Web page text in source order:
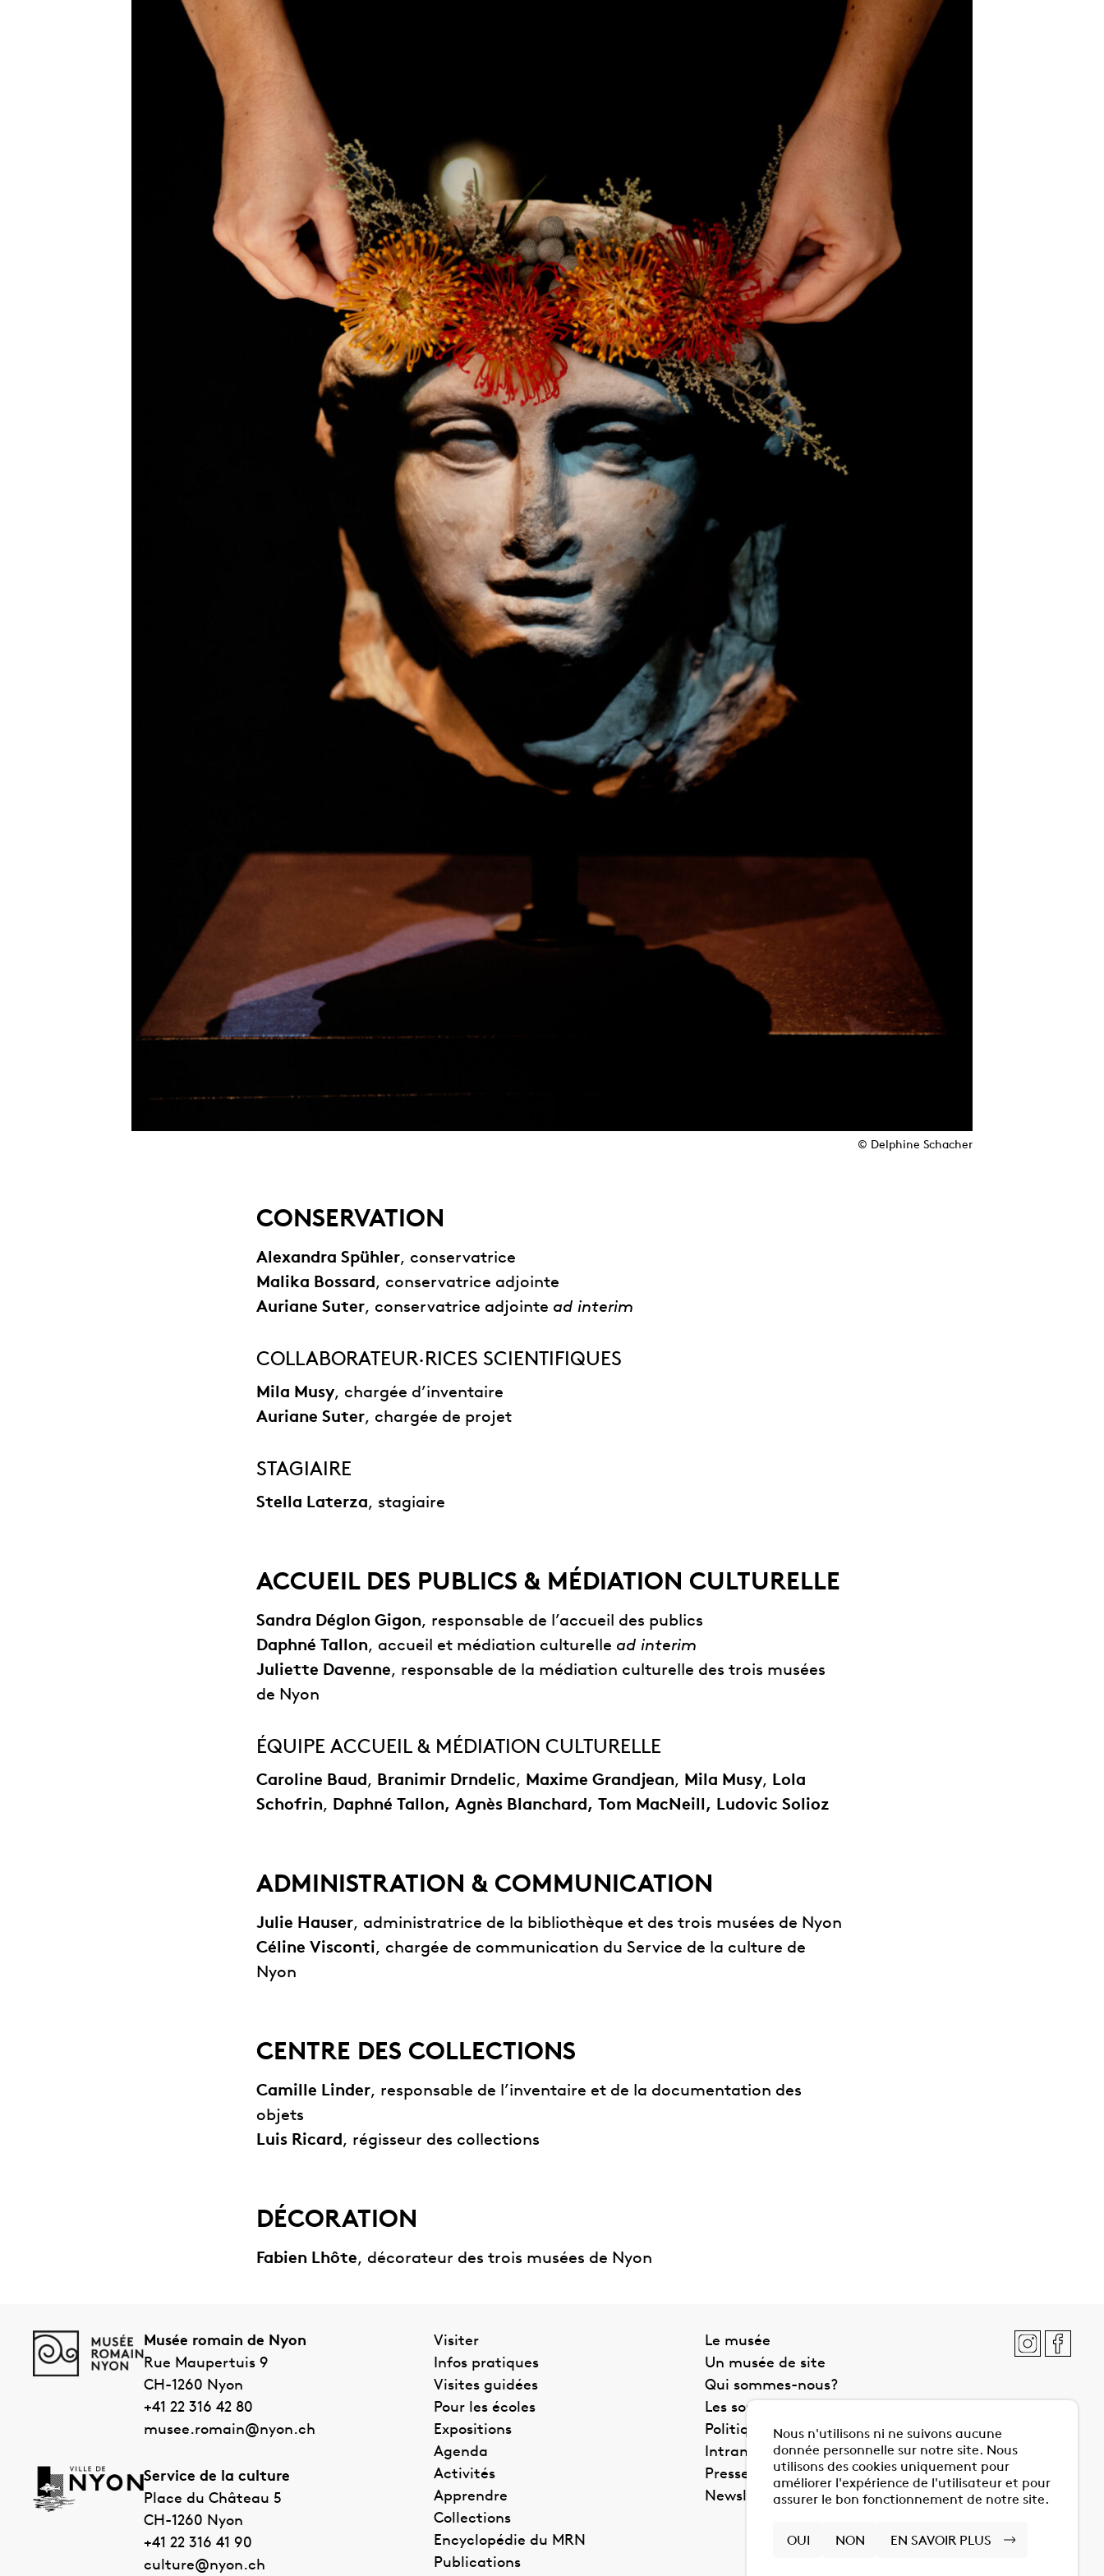
© Delphine Schacher
CONSERVATION
Alexandra Spühler, conservatrice
Malika Bossard, conservatrice adjointe
Auriane Suter, conservatrice adjointe ad interim
COLLABORATEUR·RICES SCIENTIFIQUES
Mila Musy, chargée d’inventaire
Auriane Suter, chargée de projet
STAGIAIRE
Stella Laterza, stagiaire
ACCUEIL DES PUBLICS & MÉDIATION CULTURELLE
Sandra Déglon Gigon, responsable de l’accueil des publics
Daphné Tallon, accueil et médiation culturelle ad interim
Juliette Davenne, responsable de la médiation culturelle des trois musées
de Nyon
ÉQUIPE ACCUEIL & MÉDIATION CULTURELLE
Caroline Baud, Branimir Drndelic, Maxime Grandjean, Mila Musy, Lola
Schofrin, Daphné Tallon, Agnès Blanchard, Tom MacNeill, Ludovic Solioz
ADMINISTRATION & COMMUNICATION
Julie Hauser, administratrice de la bibliothèque et des trois musées de Nyon
Céline Visconti, chargée de communication du Service de la culture de
Nyon
CENTRE DES COLLECTIONS
Camille Linder, responsable de l’inventaire et de la documentation des
objets
Luis Ricard, régisseur des collections
DÉCORATION
Fabien Lhôte, décorateur des trois musées de Nyon
Musée romain de Nyon
Rue Maupertuis 9
CH-1260 Nyon
+41 22 316 42 80
musee.romain@nyon.ch
Service de la culture
Place du Château 5
CH-1260 Nyon
+41 22 316 41 90
culture@nyon.ch
Visiter
Infos pratiques
Visites guidées
Pour les écoles
Expositions
Agenda
Activités
Apprendre
Collections
Encyclopédie du MRN
Publications
Le musée
Un musée de site
Qui sommes-nous?
Les soutiens du musée
Politique de confidentialité
Intranet
Presse
Newsletter
Nous n'utilisons ni ne suivons aucune
donnée personnelle sur notre site. Nous
utilisons des cookies uniquement pour
améliorer l'expérience de l'utilisateur et pour
assurer le bon fonctionnement de notre site.
OUI NON EN SAVOIR PLUS